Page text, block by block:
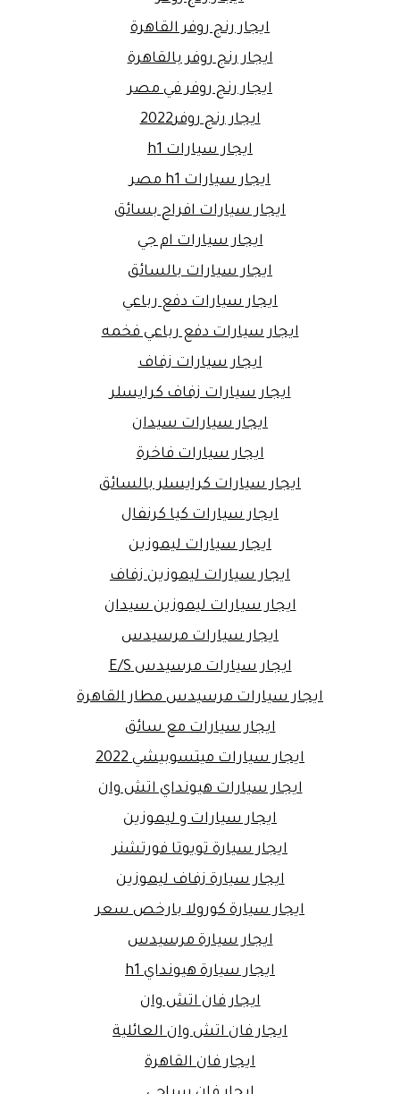
ايجار رنج روفر القاهرة
ايجار رنج روفر بالقاهرة
ايجار رنج روفر في مصر
ايجار رنج روفر2022
ايجار سيارات h1
ايجار سيارات h1 مصر
ايجار سيارات افراح بسائق
ايجار سيارات ام جي
ايجار سيارات بالسائق
ايجار سيارات دفع رباعي
ايجار سيارات دفع رباعي فخمه
ايجار سيارات زفاف
ايجار سيارات زفاف كرايسلر
ايجار سيارات سيدان
ايجار سيارات فاخرة
ايجار سيارات كرايسلر بالسائق
ايجار سيارات كيا كرنفال
ايجار سيارات ليموزين
ايجار سيارات ليموزين زفاف
ايجار سيارات ليموزين سيدان
ايجار سيارات مرسيدس
ايجار سيارات مرسيدس E/S
ايجار سيارات مرسيدس مطار القاهرة
ايجار سيارات مع سائق
ايجار سيارات ميتسوبيشي 2022
ايجار سيارات هيونداي اتش وان
ايجار سيارات و ليموزين
ايجار سيارة تويوتا فورتشنر
ايجار سيارة زفاف ليموزين
ايجار سيارة كورولا بارخص سعر
ايجار سيارة مرسيدس
ايجار سيارة هيونداي h1
ايجار فان اتش وان
ايجار فان اتش وان العائلية
ايجار فان القاهرة